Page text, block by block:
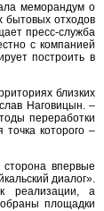
меморандум о
бытовых отходов
пресс-служба
с компанией
построить в
близких
Наговицын. –
переработки
которого –
впервые
диалог».
реализации, а
площадки